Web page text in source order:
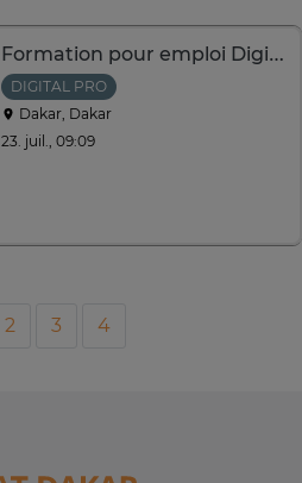
Formation pour emploi Digital PRO
DIGITAL PRO
Dakar, Dakar
23. juil., 09:09
2 3 4